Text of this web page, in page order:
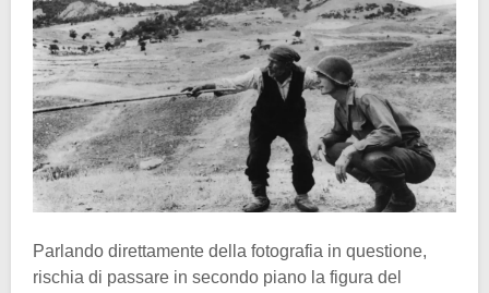
Parlando direttamente della fotografia in questione,
rischia di passare in secondo piano la figura del